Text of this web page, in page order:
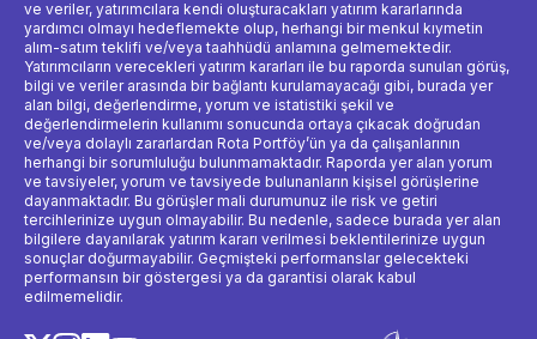
ve veriler, yatırımcılara kendi oluşturacakları yatırım kararlarında
yardımcı olmayı hedeflemekte olup, herhangi bir menkul kıymetin
alım-satım teklifi ve/veya taahhüdü anlamına gelmemektedir.
Yatırımcıların verecekleri yatırım kararları ile bu raporda sunulan görüş,
bilgi ve veriler arasında bir bağlantı kurulamayacağı gibi, burada yer
alan bilgi, değerlendirme, yorum ve istatistiki şekil ve
değerlendirmelerin kullanımı sonucunda ortaya çıkacak doğrudan
ve/veya dolaylı zararlardan Rota Portföy’ün ya da çalışanlarının
herhangi bir sorumluluğu bulunmamaktadır. Raporda yer alan yorum
ve tavsiyeler, yorum ve tavsiyede bulunanların kişisel görüşlerine
dayanmaktadır. Bu görüşler mali durumunuz ile risk ve getiri
tercihlerinize uygun olmayabilir. Bu nedenle, sadece burada yer alan
bilgilere dayanılarak yatırım kararı verilmesi beklentilerinize uygun
sonuçlar doğurmayabilir. Geçmişteki performanslar gelecekteki
performansın bir göstergesi ya da garantisi olarak kabul
edilmemelidir.